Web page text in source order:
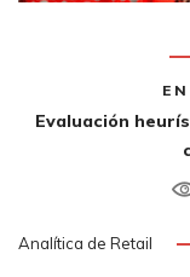
Evaluación
Analítica de Retail